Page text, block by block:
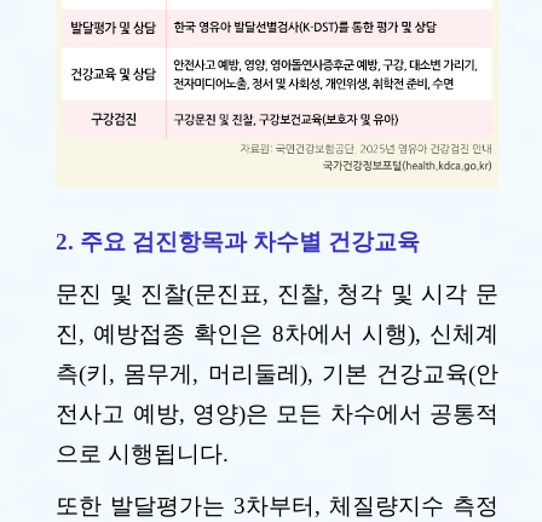
2. 주요 검진항목과 차수별 건강교육
문진 및 진찰(문진표, 진찰, 청각 및 시각 문
진, 예방접종 확인은 8차에서 시행), 신체계
측(키, 몸무게, 머리둘레), 기본 건강교육(안
전사고 예방, 영양)은 모든 차수에서 공통적
으로 시행됩니다.
또한 발달평가는 3차부터, 체질량지수 측정